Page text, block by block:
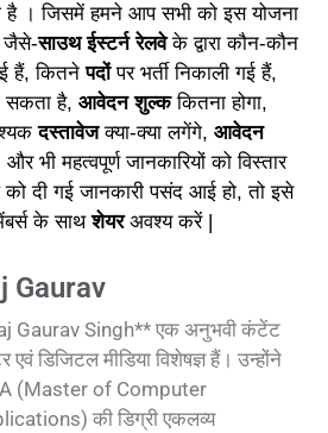
है । जिसमें हमने आप सभी को इस योजना
जैसे-साउथ ईस्टर्न रेलवेके द्वारा कौन-कौन
हैं, कितने पदोंपर भर्ती निकाली गई हैं,
सकता है, आवेदन शुल्ककितना होगा,
दस्तावेजक्या-क्या लगेंगे, आवेदन
और भी महत्वपूर्ण जानकारियों को विस्तार
दी गई जानकारी पसंद आई हो, तो इसे
के साथशेयरअवश्य करें |
Gaurav
Gaurav Singh** एक अनुभवी कंटेंट
एवं डिजिटल मीडिया विशेषज्ञ हैं। उन्होंने
(Master of Computer
की डिग्री एकलव्य